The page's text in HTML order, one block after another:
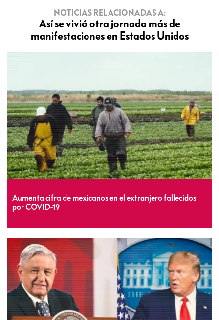
NOTICIAS RELACIONADAS A:
Así se vivió otra jornada más de
manifestaciones en Estados Unidos
Aumenta cifra de mexicanos en el extranjero fallecidos
por COVID-19